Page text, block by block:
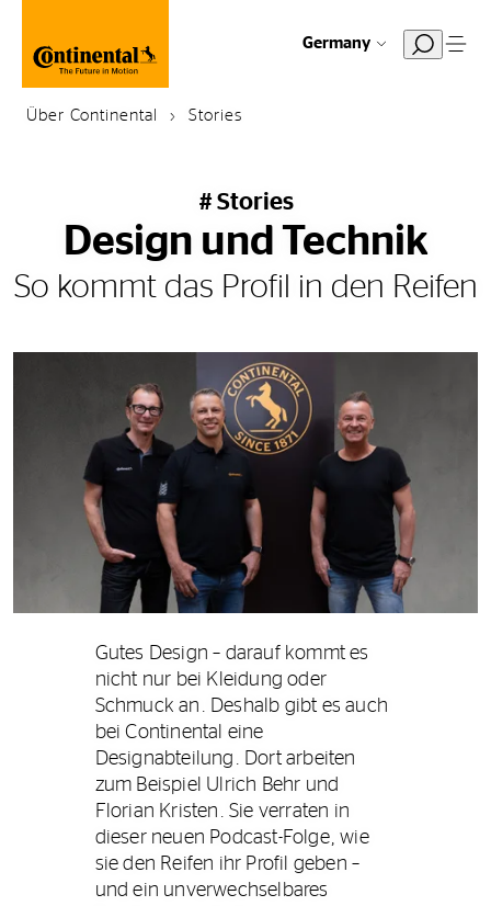
Germany
Über Continental Stories
# Stories
Design und Technik
So kommt das Profil in den Reifen
Gutes Design – darauf kommt es
nicht nur bei Kleidung oder
Schmuck an. Deshalb gibt es auch
bei Continental eine
Designabteilung. Dort arbeiten
zum Beispiel Ulrich Behr und
Florian Kristen. Sie verraten in
dieser neuen Podcast-Folge, wie
sie den Reifen ihr Profil geben –
und ein unverwechselbares